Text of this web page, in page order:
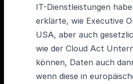
IT-Dienstleistungen
erklärte, wie Executive
USA, aber auch
wie der Cloud Act
können, Daten auch
wenn diese in